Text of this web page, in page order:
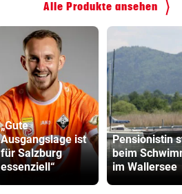
Alle Produkte ansehen
„Gute
Ausgangslage ist
für Salzburg
essenziell“
Pensionistin
beim
im Wallersee